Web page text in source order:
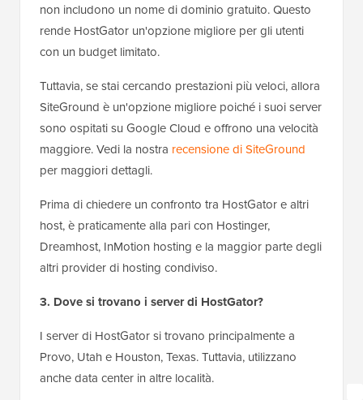
non includono un nome di dominio gratuito. Questo
rende HostGator un'opzione migliore per gli utenti
con un budget limitato.
Tuttavia, se stai cercando prestazioni più veloci, allora
SiteGround è un'opzione migliore poiché i suoi server
sono ospitati su Google Cloud e offrono una velocità
maggiore. Vedi la nostra recensione di SiteGround
per maggiori dettagli.
Prima di chiedere un confronto tra HostGator e altri
host, è praticamente alla pari con Hostinger,
Dreamhost, InMotion hosting e la maggior parte degli
altri provider di hosting condiviso.
3. Dove si trovano i server di HostGator?
I server di HostGator si trovano principalmente a
Provo, Utah e Houston, Texas. Tuttavia, utilizzano
anche data center in altre località.